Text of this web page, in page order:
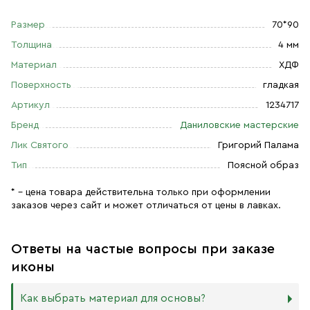
Размер 70*90
Толщина 4 мм
Материал ХДФ
Поверхность гладкая
Артикул 1234717
Бренд Даниловские мастерские
Лик Святого Григорий Палама
Тип Поясной образ
* – цена товара действительна только при оформлении
заказов через сайт и может отличаться от цены в лавках.
Ответы на частые вопросы при заказе
иконы
Как выбрать материал для основы?